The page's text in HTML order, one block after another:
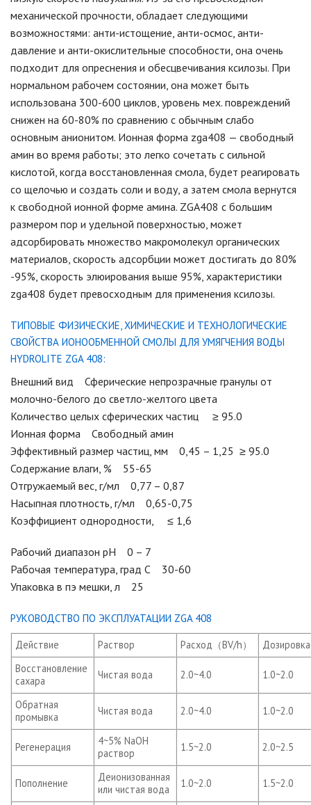
механической прочности, обладает следующими
возможностями: анти-истощение, анти-осмос, анти-
давление и анти-окислительные способности, она очень
подходит для опреснения и обесцвечивания ксилозы. При
нормальном рабочем состоянии, она может быть
использована 300-600 циклов, уровень мех. повреждений
снижен на 60-80% по сравнению с обычным слабо
основным анионитом. Ионная форма zga408 — свободный
амин во время работы; это легко сочетать с сильной
кислотой, когда восстановленная смола, будет реагировать
со щелочью и создать соли и воду, а затем смола вернутся
к свободной ионной форме амина. ZGA408 с большим
размером пор и удельной поверхностью, может
адсорбировать множество макромолекул органических
материалов, скорость адсорбции может достигать до 80%
-95%, скорость элюирования выше 95%, характеристики
zga408 будет превосходным для применения ксилозы.
ТИПОВЫЕ ФИЗИЧЕСКИЕ, ХИМИЧЕСКИЕ И ТЕХНОЛОГИЧЕСКИЕ
СВОЙСТВА ИОНООБМЕННОЙ СМОЛЫ ДЛЯ УМЯГЧЕНИЯ ВОДЫ
HYDROLITE ZGA 408:
Внешний вид Сферические непрозрачные гранулы от
молочно-белого до светло-желтого цвета
Количество целых сферических частиц ≥ 95.0
Ионная форма Свободный амин
Эффективный размер частиц, мм 0,45 – 1,25 ≥ 95.0
Содержание влаги, % 55-65
Отгружаемый вес, г/мл 0,77 – 0,87
Насыпная плотность, г/мл 0,65-0,75
Коэффициент однородности, ≤ 1,6
Рабочий диапазон рН 0 – 7
Рабочая температура, град С 30-60
Упаковка в пэ мешки, л 25
РУКОВОДСТВО ПО ЭКСПЛУАТАЦИИ ZGA 408
Действие
Раствор Расход（BV/h）
Восстановление
сахара
Чистая вода 2.0~4.0 1.0~2.0
Обратная
промывка
Чистая вода 2.0~4.0 1.0~2.0
Регенерация
4~5% NaOH
раствор
1.5~2.0 2.0~2.5
Пополнение
Деионизованная
или чистая вода
1.0~2.0 1.5~2.0